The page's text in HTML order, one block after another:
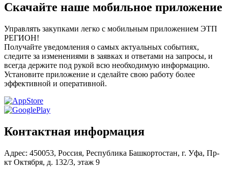
Скачайте наше мобильное приложение
Управлять закупками легко с мобильным приложением ЭТП
РЕГИОН!
Получайте уведомления о самых актуальных событиях,
следите за изменениями в заявках и ответами на запросы, и
всегда держите под рукой всю необходимую информацию.
Установите приложение и сделайте свою работу более
эффективной и оперативной.
Контактная информация
Адрес: 450053, Россия, Республика Башкортостан, г. Уфа, Пр-
кт Октября, д. 132/3, этаж 9